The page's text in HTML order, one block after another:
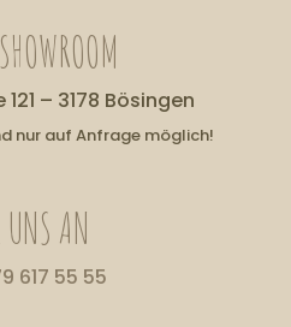
– 3178 Bösingen
nur auf Anfrage möglich!
UNS AN
617 55 55